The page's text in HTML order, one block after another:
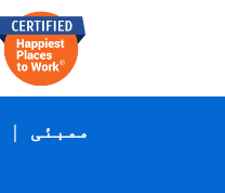
| ممبئی